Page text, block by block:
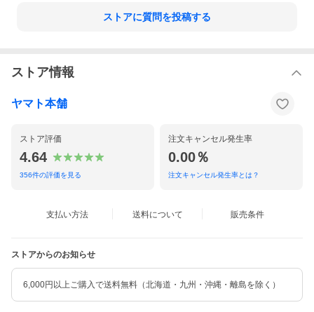
ストアに質問を投稿する
ストア情報
ヤマト本舗
ストア評価
4.64
356件の評価を見る
注文キャンセル発生率
0.00％
注文キャンセル発生率とは？
支払い方法 送料について 販売条件
ストアからのお知らせ
6,000円以上ご購入で送料無料（北海道・九州・沖縄・離島を除く）